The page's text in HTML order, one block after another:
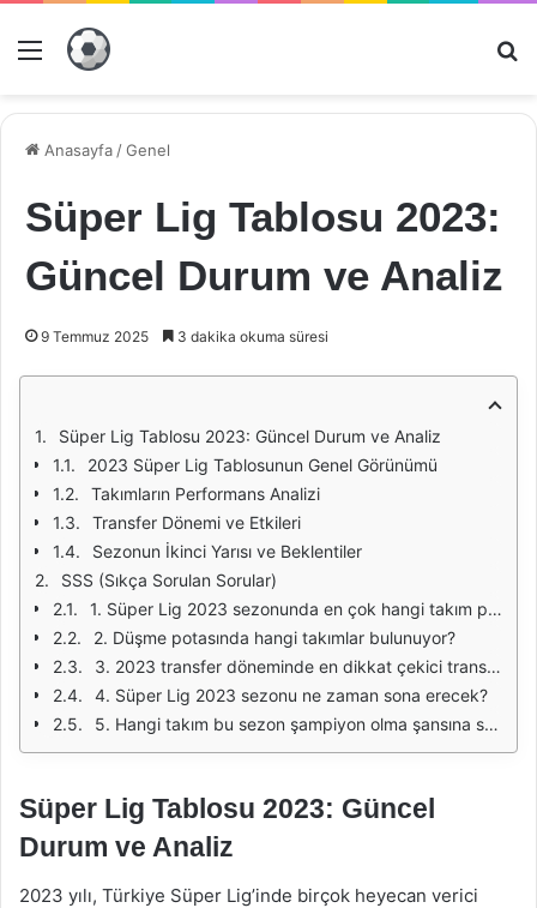
Menü
Anasayfa /Genel
Süper Lig Tablosu 2023:
Güncel Durum ve Analiz
9 Temmuz 2025 3 dakika okuma süresi
Süper Lig Tablosu 2023: Güncel Durum ve Analiz
2023 Süper Lig Tablosunun Genel Görünümü
Takımların Performans Analizi
Transfer Dönemi ve Etkileri
Sezonun İkinci Yarısı ve Beklentiler
SSS (Sıkça Sorulan Sorular)
1. Süper Lig 2023 sezonunda en çok hangi takım puan topladı?
2. Düşme potasında hangi takımlar bulunuyor?
3. 2023 transfer döneminde en dikkat çekici transfer kimdir?
4. Süper Lig 2023 sezonu ne zaman sona erecek?
5. Hangi takım bu sezon şampiyon olma şansına sahip?
Süper Lig Tablosu 2023: Güncel
Durum ve Analiz
2023 yılı, Türkiye Süper Lig’inde birçok heyecan verici